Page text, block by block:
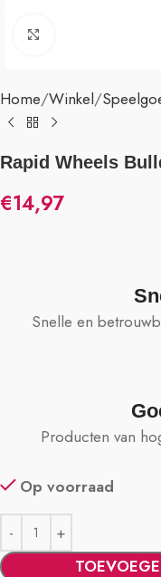
Home Winkel
Rapid Wheels
€14,97
Snelle en
Producten van
Op voorraad